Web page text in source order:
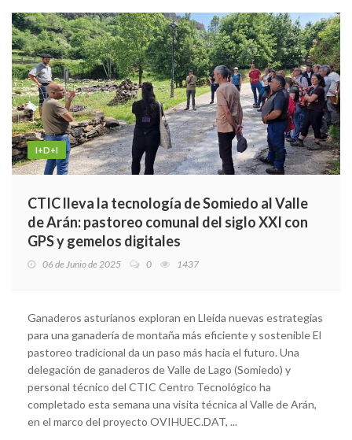
I+D+I
CTIC lleva la tecnología de Somiedo al Valle
de Arán: pastoreo comunal del siglo XXI con
GPS y gemelos digitales
06 de Junio de 2025 0 1437
Ganaderos asturianos exploran en Lleida nuevas estrategias
para una ganadería de montaña más eficiente y sostenible El
pastoreo tradicional da un paso más hacia el futuro. Una
delegación de ganaderos de Valle de Lago (Somiedo) y
personal técnico del CTIC Centro Tecnológico ha
completado esta semana una visita técnica al Valle de Arán,
en el marco del proyecto OVIHUEC.DAT, ...